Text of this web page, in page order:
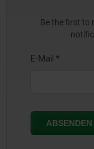
Be the first to